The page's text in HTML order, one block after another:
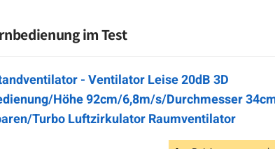
im Test
- Ventilator Leise 20dB 3D
Höhe 92cm/6,8m/s/Durchmesser
Turbo Luftzirkulator Raumventilator